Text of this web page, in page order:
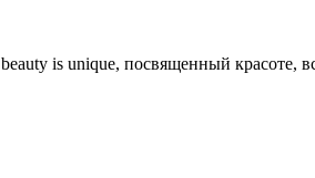
is unique, посвященный